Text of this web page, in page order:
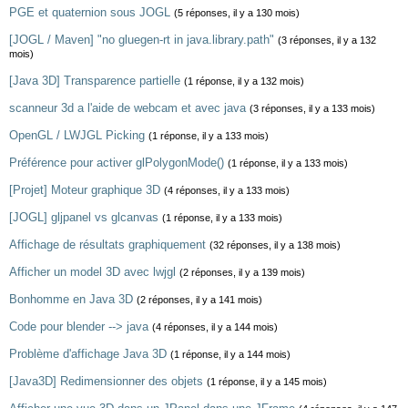
PGE et quaternion sous JOGL (5 réponses, il y a 130 mois)
[JOGL / Maven] "no gluegen-rt in java.library.path" (3 réponses, il y a 132
mois)
[Java 3D] Transparence partielle (1 réponse, il y a 132 mois)
scanneur 3d a l'aide de webcam et avec java (3 réponses, il y a 133 mois)
OpenGL / LWJGL Picking (1 réponse, il y a 133 mois)
Préférence pour activer glPolygonMode() (1 réponse, il y a 133 mois)
[Projet] Moteur graphique 3D (4 réponses, il y a 133 mois)
[JOGL] gljpanel vs glcanvas (1 réponse, il y a 133 mois)
Affichage de résultats graphiquement (32 réponses, il y a 138 mois)
Afficher un model 3D avec lwjgl (2 réponses, il y a 139 mois)
Bonhomme en Java 3D (2 réponses, il y a 141 mois)
Code pour blender --> java (4 réponses, il y a 144 mois)
Problème d'affichage Java 3D (1 réponse, il y a 144 mois)
[Java3D] Redimensionner des objets (1 réponse, il y a 145 mois)